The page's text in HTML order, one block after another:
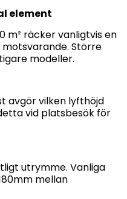
element
m² räcker vanligtvis en
Större
modeller.
avgör vilken lyfthöjd
vid platsbesök för
utrymme. Vanliga
mellan